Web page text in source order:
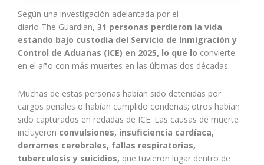
Según una investigación adelantada por el
diario The Guardian, 31 personas perdieron la vida
estando bajo custodia del Servicio de Inmigración y
Control de Aduanas (ICE) en 2025, lo que lo convierte
en el año con más muertes en las últimas dos décadas.
Muchas de estas personas habían sido detenidas por
cargos penales o habían cumplido condenas; otros habían
sido capturados en redadas de ICE. Las causas de muerte
incluyeron convulsiones, insuficiencia cardíaca,
derrames cerebrales, fallas respiratorias,
tuberculosis y suicidios, que tuvieron lugar dentro de